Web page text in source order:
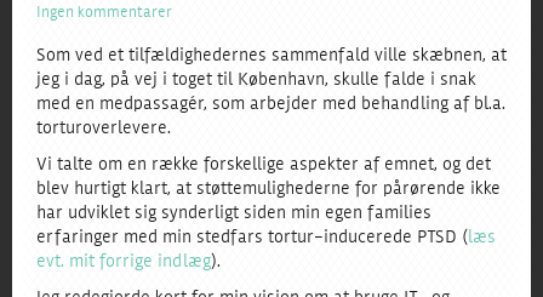
Ingen kommentarer
Som ved et tilfældighedernes sammenfald ville skæbnen, at
jeg i dag, på vej i toget til København, skulle falde i snak
med en medpassagér, som arbejder med behandling af bl.a.
torturoverlevere.
Vi talte om en række forskellige aspekter af emnet, og det
blev hurtigt klart, at støttemulighederne for pårørende ikke
har udviklet sig synderligt siden min egen families
erfaringer med min stedfars tortur-inducerede PTSD (læs
evt. mit forrige indlæg).